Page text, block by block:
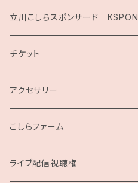
2020
2019
こしらガンベッタ
立川こしらスポンサード KSPON
チケット
アクセサリー
こしらファーム
ライブ配信視聴権